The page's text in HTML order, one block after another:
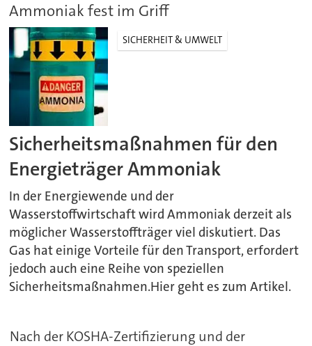
Ammoniak fest im Griff
SICHERHEIT & UMWELT
Sicherheitsmaßnahmen für den
Energieträger Ammoniak
In der Energiewende und der
Wasserstoffwirtschaft wird Ammoniak derzeit als
möglicher Wasserstoffträger viel diskutiert. Das
Gas hat einige Vorteile für den Transport, erfordert
jedoch auch eine Reihe von speziellen
Sicherheitsmaßnahmen.Hier geht es zum Artikel.
Nach der KOSHA-Zertifizierung und der